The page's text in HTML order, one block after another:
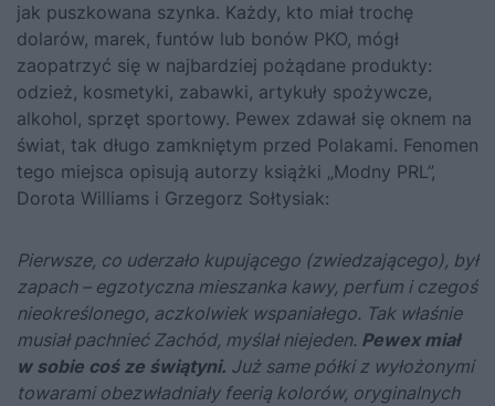
jak puszkowana szynka. Każdy, kto miał trochę
dolarów, marek, funtów lub bonów PKO, mógł
zaopatrzyć się w najbardziej pożądane produkty:
odzież, kosmetyki, zabawki, artykuły spożywcze,
alkohol, sprzęt sportowy. Pewex zdawał się oknem na
świat, tak długo zamkniętym przed Polakami. Fenomen
tego miejsca opisują autorzy książki „Modny PRL”,
Dorota Williams i Grzegorz Sołtysiak:
Pierwsze, co uderzało kupującego (zwiedzającego), był
zapach – egzotyczna mieszanka kawy, perfum i czegoś
nieokreślonego, aczkolwiek wspaniałego. Tak właśnie
musiał pachnieć Zachód, myślał niejeden. Pewex miał
w sobie coś ze świątyni. Już same półki z wyłożonymi
towarami obezwładniały feerią kolorów, oryginalnych